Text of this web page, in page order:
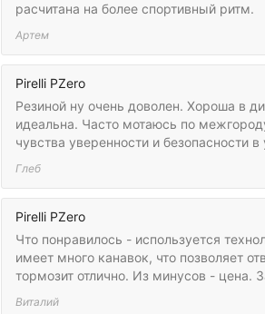
расчитана на более спортивный ритм.
Артем
Pirelli PZero
Резиной ну очень доволен. Хороша в
идеальна. Часто мотаюсь по
чувства уверенности и безопасности в
Глеб
Pirelli PZero
Что понравилось - используется
имеет много канавок, что позволяет
тормозит отлично. Из минусов - цена.
Виталий